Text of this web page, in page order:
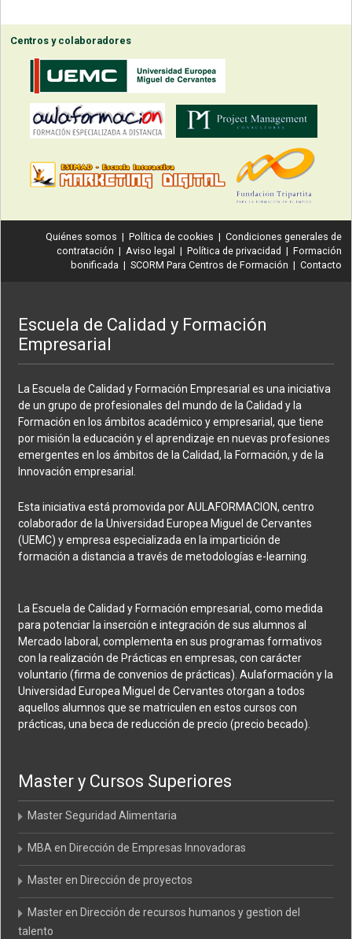
Centros y colaboradores
Quiénes somos | Política de cookies | Condiciones generales de
contratación | Aviso legal | Política de privacidad | Formación
bonificada | SCORM Para Centros de Formación | Contacto
Escuela de Calidad y Formación
Empresarial
La Escuela de Calidad y Formación Empresarial es una iniciativa
de un grupo de profesionales del mundo de la Calidad y la
Formación en los ámbitos académico y empresarial, que tiene
por misión la educación y el aprendizaje en nuevas profesiones
emergentes en los ámbitos de la Calidad, la Formación, y de la
Innovación empresarial.
Esta iniciativa está promovida por AULAFORMACION, centro
colaborador de la Universidad Europea Miguel de Cervantes
(UEMC) y empresa especializada en la impartición de
formación a distancia a través de metodologías e-learning.
La Escuela de Calidad y Formación empresarial, como medida
para potenciar la inserción e integración de sus alumnos al
Mercado laboral, complementa en sus programas formativos
con la realización de Prácticas en empresas, con carácter
voluntario (firma de convenios de prácticas). Aulaformación y la
Universidad Europea Miguel de Cervantes otorgan a todos
aquellos alumnos que se matriculen en estos cursos con
prácticas, una beca de reducción de precio (precio becado).
Master y Cursos Superiores
Master Seguridad Alimentaria
MBA en Dirección de Empresas Innovadoras
Master en Dirección de proyectos
Master en Dirección de recursos humanos y gestion del
talento